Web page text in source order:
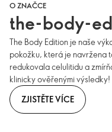
O ZNAČCE
the-body-
The Body Edition je naše
pokožku, která je navržena
redukovala celulitidu a
klinicky ověřenými výsledky!
ZJISTĚTE VÍCE